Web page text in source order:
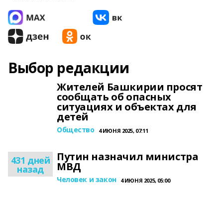
Выбор редакции
Жителей Башкирии просят
сообщать об опасных
ситуациях и объектах для
детей
Общество 4 ИЮНЯ 2025, 07:11
431 дней
назад
Путин назначил министра
МВД
Человек и закон 4 ИЮНЯ 2025, 05:00